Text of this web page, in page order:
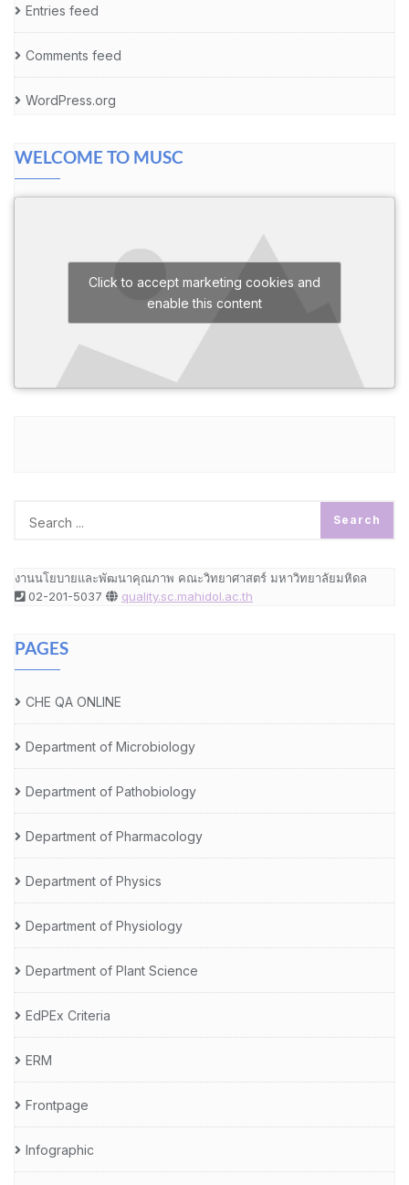
Entries feed
Comments feed
WordPress.org
WELCOME TO MUSC
Click to accept marketing cookies and
enable this content
งานนโยบายและพัฒนาคุณภาพ คณะวิทยาศาสตร์ มหาวิทยาลัยมหิดล
02-201-5037
quality.sc.mahidol.ac.th
PAGES
CHE QA ONLINE
Department of Microbiology
Department of Pathobiology
Department of Pharmacology
Department of Physics
Department of Physiology
Department of Plant Science
EdPEx Criteria
ERM
Frontpage
Infographic